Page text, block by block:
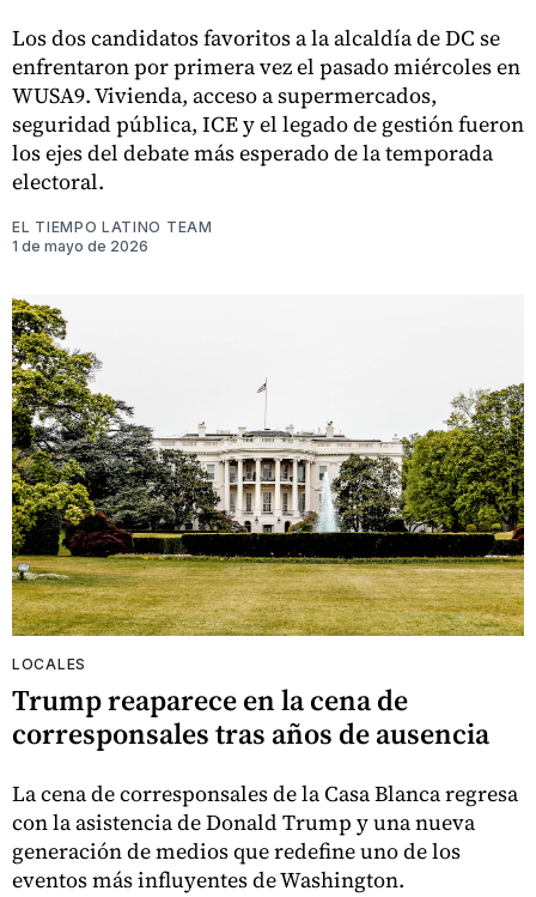
Los dos candidatos favoritos a la alcaldía de DC se
enfrentaron por primera vez el pasado miércoles en
WUSA9. Vivienda, acceso a supermercados,
seguridad pública, ICE y el legado de gestión fueron
los ejes del debate más esperado de la temporada
electoral.
EL TIEMPO LATINO TEAM
1 de mayo de 2026
LOCALES
Trump reaparece en la cena de
corresponsales tras años de ausencia
La cena de corresponsales de la Casa Blanca regresa
con la asistencia de Donald Trump y una nueva
generación de medios que redefine uno de los
eventos más influyentes de Washington.